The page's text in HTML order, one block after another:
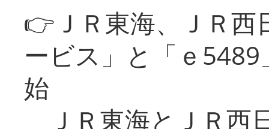
👉ＪＲ東海、ＪＲ
ービス」と「ｅ
始
ＪＲ東海とＪＲ西